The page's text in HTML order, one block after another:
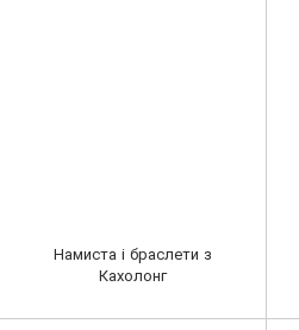
Намиста і браслети з
Кахолонг